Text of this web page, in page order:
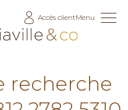
Accès clientMenu
recherche